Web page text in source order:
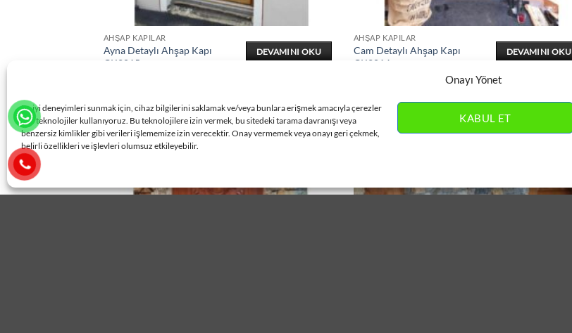
Onayı Yönet
En iyi deneyimleri sunmak için, cihaz bilgilerini saklamak ve/veya bunlara erişmek amacıyla çerezler
gibi teknolojiler kullanıyoruz. Bu teknolojilere izin vermek, bu sitedeki tarama davranışı veya
benzersiz kimlikler gibi verileri işlememize izin verecektir. Onay vermemek veya onayı geri çekmek,
belirli özellikleri ve işlevleri olumsuz etkileyebilir.
KABUL ET
AHŞAP KAPILAR
Ayna Detaylı Ahşap Kapı
ÇK2015
DEVAMINI OKU
AHŞAP KAPILAR
Cam Detaylı Ahşap Kapı
ÇK2014
DEVAMINI OKU